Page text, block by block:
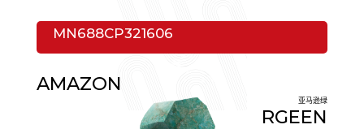
MN688CP321606
AMAZON
亚马逊绿
RGEEN